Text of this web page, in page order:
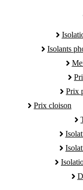
Isolants
Prix
Prix cloison